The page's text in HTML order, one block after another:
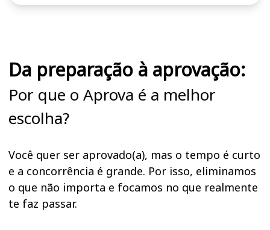
Da preparação à aprovação:
Por que o Aprova é a melhor
escolha?
Você quer ser aprovado(a), mas o tempo é curto
e a concorrência é grande. Por isso, eliminamos
o que não importa e focamos no que realmente
te faz passar.